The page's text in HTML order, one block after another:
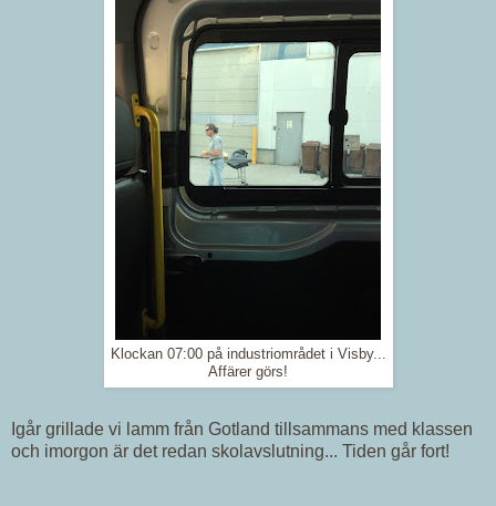
Klockan 07:00 på industriområdet i Visby...
Affärer görs!
Igår grillade vi lamm från Gotland tillsammans med klassen
och imorgon är det redan skolavslutning... Tiden går fort!